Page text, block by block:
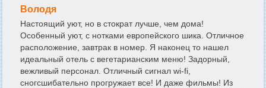
Володя
Настоящий уют, но в стократ лучше, чем дома!
Особенный уют, с нотками европейского шика. Отличное
расположение, завтрак в номер. Я наконец то нашел
идеальный отель с вегетарианским меню! Задорный,
вежливый персонал. Отличный сигнал wi-fi,
сногсшибательно прогружает все! И даже фильмы! Из